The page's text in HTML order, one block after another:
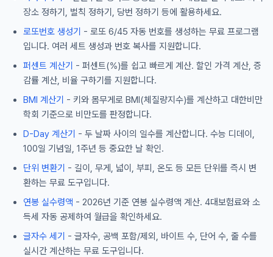
장소 정하기, 벌칙 정하기, 당번 정하기 등에 활용하세요.
로또번호 생성기 - 로또 6/45 자동 번호를 생성하는 무료 프로그램
입니다. 여러 세트 생성과 번호 복사를 지원합니다.
퍼센트 계산기 - 퍼센트(%)를 쉽고 빠르게 계산. 할인 가격 계산, 증
감률 계산, 비율 구하기를 지원합니다.
BMI 계산기 - 키와 몸무게로 BMI(체질량지수)를 계산하고 대한비만
학회 기준으로 비만도를 판정합니다.
D-Day 계산기 - 두 날짜 사이의 일수를 계산합니다. 수능 디데이,
100일 기념일, 1주년 등 중요한 날 확인.
단위 변환기 - 길이, 무게, 넓이, 부피, 온도 등 모든 단위를 즉시 변
환하는 무료 도구입니다.
연봉 실수령액 - 2026년 기준 연봉 실수령액 계산. 4대보험료와 소
득세 자동 공제하여 월급을 확인하세요.
글자수 세기 - 글자수, 공백 포함/제외, 바이트 수, 단어 수, 줄 수를
실시간 계산하는 무료 도구입니다.